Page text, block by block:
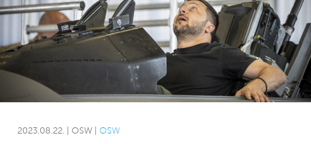
2023.08.22. | OSW | OSW